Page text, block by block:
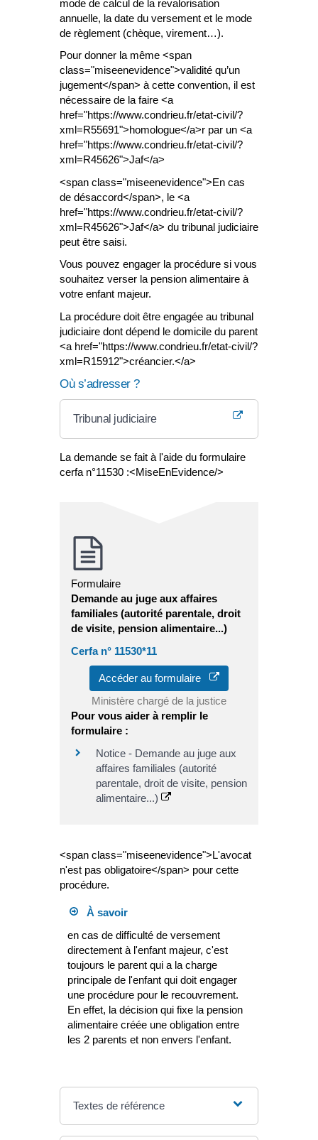
mode de calcul de la revalorisation
annuelle, la date du versement et le mode
de règlement (chèque, virement…).
Pour donner la même <span
class="miseenevidence">validité qu’un
jugement</span> à cette convention, il est
nécessaire de la faire <a
href="https://www.condrieu.fr/etat-civil/?
xml=R55691">homologue</a>r par un <a
href="https://www.condrieu.fr/etat-civil/?
xml=R45626">Jaf</a>
<span class="miseenevidence">En cas
de désaccord</span>, le <a
href="https://www.condrieu.fr/etat-civil/?
xml=R45626">Jaf</a> du tribunal judiciaire
peut être saisi.
Vous pouvez engager la procédure si vous
souhaitez verser la pension alimentaire à
votre enfant majeur.
La procédure doit être engagée au tribunal
judiciaire dont dépend le domicile du parent
<a href="https://www.condrieu.fr/etat-civil/?
xml=R15912">créancier.</a>
Où s’adresser ?
Tribunal judiciaire
La demande se fait à l'aide du formulaire
cerfa n°11530 :<MiseEnEvidence/>
Formulaire
Demande au juge aux affaires
familiales (autorité parentale, droit
de visite, pension alimentaire...)
Cerfa n° 11530*11
Accéder au formulaire
Ministère chargé de la justice
Pour vous aider à remplir le
formulaire :
Notice - Demande au juge aux
affaires familiales (autorité
parentale, droit de visite, pension
alimentaire...)
<span class="miseenevidence">L'avocat
n'est pas obligatoire</span> pour cette
procédure.
À savoir
en cas de difficulté de versement
directement à l'enfant majeur, c'est
toujours le parent qui a la charge
principale de l'enfant qui doit engager
une procédure pour le recouvrement.
En effet, la décision qui fixe la pension
alimentaire créée une obligation entre
les 2 parents et non envers l'enfant.
Textes de référence